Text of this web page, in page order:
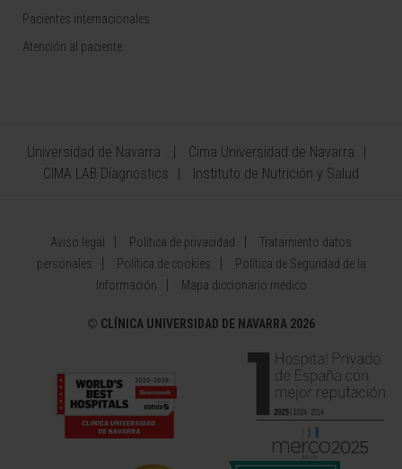
Pacientes internacionales
Atención al paciente
Universidad de Navarra
Cima Universidad de Navarra
CIMA LAB Diagnostics
Instituto de Nutrición y Salud
Aviso legal Política de privacidad
Tratamiento datos
personales
Política de cookies
Política de Seguridad de la
Información
Mapa diccionario médico
© CLÍNICA UNIVERSIDAD DE NAVARRA 2026